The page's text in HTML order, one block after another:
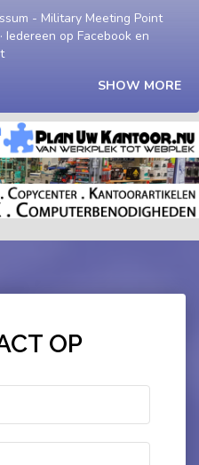
- Military Meeting Point
Iedereen op Facebook en
SHOW MORE
OP